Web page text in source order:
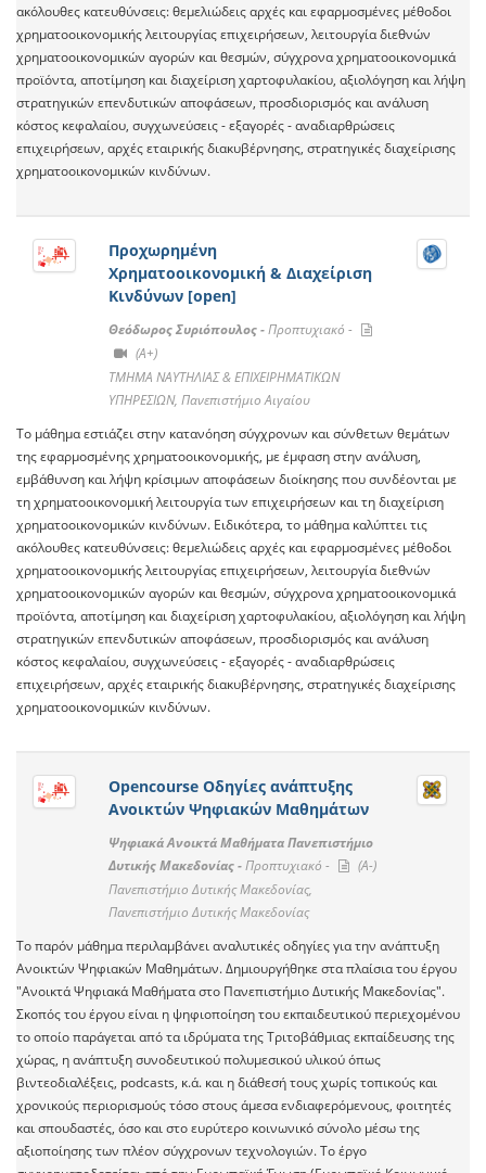
ακόλουθες κατευθύνσεις: θεμελιώδεις αρχές και εφαρμοσμένες μέθοδοι
χρηματοοικονομικής λειτουργίας επιχειρήσεων, λειτουργία διεθνών
χρηματοοικονομικών αγορών και θεσμών, σύγχρονα χρηματοοικονομικά
προϊόντα, αποτίμηση και διαχείριση χαρτοφυλακίου, αξιολόγηση και λήψη
στρατηγικών επενδυτικών αποφάσεων, προσδιορισμός και ανάλυση
κόστος κεφαλαίου, συγχωνεύσεις - εξαγορές - αναδιαρθρώσεις
επιχειρήσεων, αρχές εταιρικής διακυβέρνησης, στρατηγικές διαχείρισης
χρηματοοικονομικών κινδύνων.
Προχωρημένη
Χρηματοοικονομική & Διαχείριση
Κινδύνων [open]
Θεόδωρος Συριόπουλος -Προπτυχιακό -
(A+)
ΤΜΗΜΑ ΝΑΥΤΗΛΙΑΣ & ΕΠΙΧΕΙΡΗΜΑΤΙΚΩΝ
ΥΠΗΡΕΣΙΩΝ, Πανεπιστήμιο Αιγαίου
Το μάθημα εστιάζει στην κατανόηση σύγχρονων και σύνθετων θεμάτων
της εφαρμοσμένης χρηματοοικονομικής, με έμφαση στην ανάλυση,
εμβάθυνση και λήψη κρίσιμων αποφάσεων διοίκησης που συνδέονται με
τη χρηματοοικονομική λειτουργία των επιχειρήσεων και τη διαχείριση
χρηματοοικονομικών κινδύνων. Ειδικότερα, το μάθημα καλύπτει τις
ακόλουθες κατευθύνσεις: θεμελιώδεις αρχές και εφαρμοσμένες μέθοδοι
χρηματοοικονομικής λειτουργίας επιχειρήσεων, λειτουργία διεθνών
χρηματοοικονομικών αγορών και θεσμών, σύγχρονα χρηματοοικονομικά
προϊόντα, αποτίμηση και διαχείριση χαρτοφυλακίου, αξιολόγηση και λήψη
στρατηγικών επενδυτικών αποφάσεων, προσδιορισμός και ανάλυση
κόστος κεφαλαίου, συγχωνεύσεις - εξαγορές - αναδιαρθρώσεις
επιχειρήσεων, αρχές εταιρικής διακυβέρνησης, στρατηγικές διαχείρισης
χρηματοοικονομικών κινδύνων.
Opencourse Οδηγίες ανάπτυξης
Ανοικτών Ψηφιακών Μαθημάτων
Ψηφιακά Ανοικτά Μαθήματα Πανεπιστήμιο
Δυτικής Μακεδονίας -Προπτυχιακό -
(A-)
Πανεπιστήμιο Δυτικής Μακεδονίας,
Πανεπιστήμιο Δυτικής Μακεδονίας
To παρόν μάθημα περιλαμβάνει αναλυτικές οδηγίες για την ανάπτυξη
Ανοικτών Ψηφιακών Μαθημάτων. Δημιουργήθηκε στα πλαίσια του έργου
"Ανοικτά Ψηφιακά Μαθήματα στο Πανεπιστήμιο Δυτικής Μακεδονίας".
Σκοπός του έργου είναι η ψηφιοποίηση του εκπαιδευτικού περιεχομένου
το οποίο παράγεται από τα ιδρύματα της Τριτοβάθμιας εκπαίδευσης της
χώρας, η ανάπτυξη συνοδευτικού πολυμεσικού υλικού όπως
βιντεοδιαλέξεις, podcasts, κ.ά. και η διάθεσή τους χωρίς τοπικούς και
χρονικούς περιορισμούς τόσο στους άμεσα ενδιαφερόμενους, φοιτητές
και σπουδαστές, όσο και στο ευρύτερο κοινωνικό σύνολο μέσω της
αξιοποίησης των πλέον σύγχρονων τεχνολογιών. Το έργο